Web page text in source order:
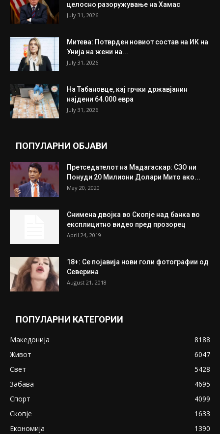
целосно разоружување на Хамас
July 31, 2026
Митева: Потврден новиот состав на ИК на
Унија на жени на...
July 31, 2026
На Табановце, кај грчки државјанин
најдени 64.000 евра
July 31, 2026
ПОПУЛАРНИ ОБЈАВИ
Претседателот на Мадагаскар: СЗО ни
Понуди 20 Милиони Долари Мито ако...
May 20, 2020
Снимена двојка во Скопје над банка во
експлицитно видео пред прозорец
April 24, 2019
18+: Се појавија нови голи фотографии од
Северина
August 21, 2018
ПОПУЛАРНИ КАТЕГОРИИ
Македонија
8188
Живот
6047
Свет
5428
Забава
4695
Спорт
4099
Скопје
1633
Економија
1390